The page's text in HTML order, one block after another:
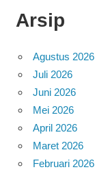
Arsip
Agustus 2026
Juli 2026
Juni 2026
Mei 2026
April 2026
Maret 2026
Februari 2026